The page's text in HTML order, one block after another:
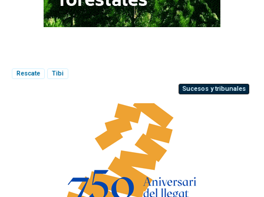
Rescate
Tibi
Sucesos y tribunales